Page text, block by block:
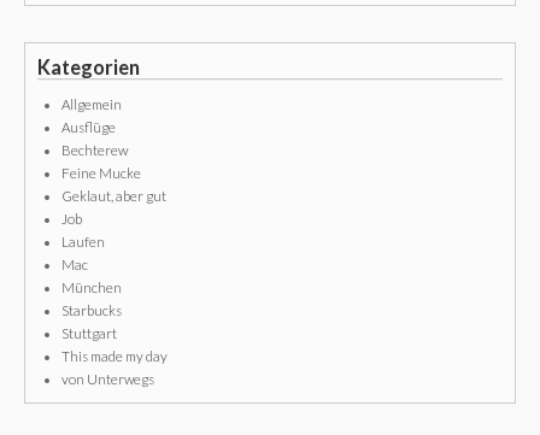
Kategorien
Allgemein
Ausflüge
Bechterew
Feine Mucke
Geklaut, aber gut
Job
Laufen
Mac
München
Starbucks
Stuttgart
This made my day
von Unterwegs